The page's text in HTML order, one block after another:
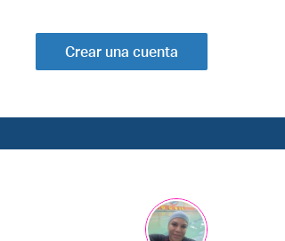
Crear una cuenta